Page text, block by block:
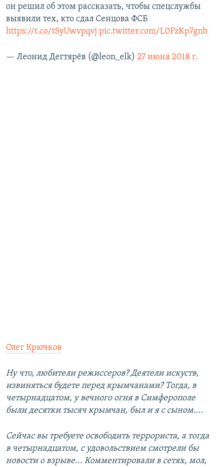
он решил об этом рассказать, чтобы спецслужбы
выявили тех, кто сдал Сенцова ФСБ
https://t.co/tSyUwvpqvj pic.twitter.com/L0FzKp7gnb
— Леонид Дегтярёв (@leon_elk) 27 июня 2018 г.
Олег Крючков
Ну что, любители режиссеров? Деятели искуств,
извиняться будете перед крымчанами? Тогда, в
четырнадцатом, у вечного огня в Симферополе
были десятки тысяч крымчан, был и я с сыном....
Сейчас вы требуете освободить террориста, а тогда
в четырнадцатом, с удовольствием смотрели бы
новости о взрыве... Комментировали в сетях, мол,